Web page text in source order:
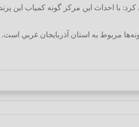
با احداث اين مرکز گونه کمياب اين